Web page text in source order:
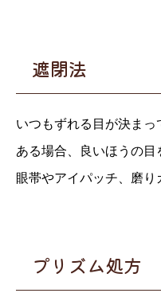
遮閉法
いつもずれる目が決ま
ある場合、良いほうの目
眼帯やアイパッチ、磨り
プリズム処方